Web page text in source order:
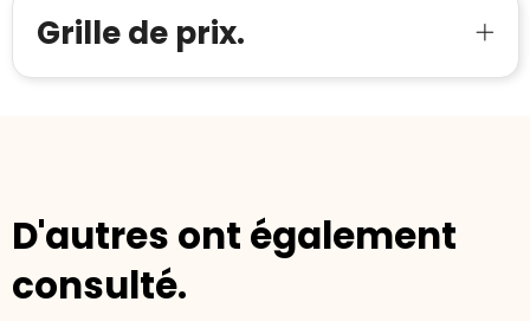
Grille de prix.
D'autres ont également
consulté.